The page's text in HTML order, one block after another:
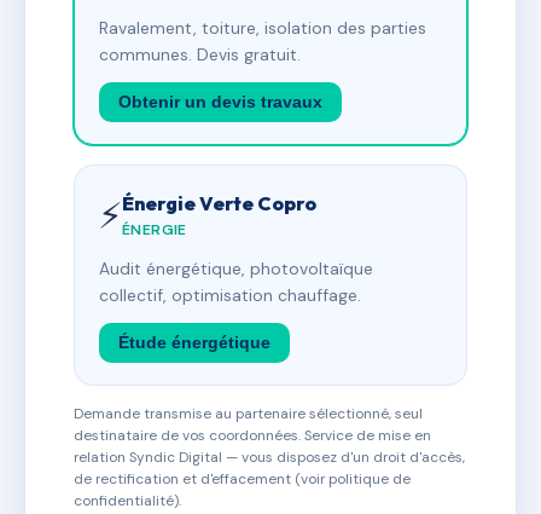
Ravalement, toiture, isolation des parties
communes. Devis gratuit.
Obtenir un devis travaux
⚡Énergie Verte Copro
ÉNERGIE
Audit énergétique, photovoltaïque
collectif, optimisation chauffage.
Étude énergétique
Demande transmise au partenaire sélectionné, seul
destinataire de vos coordonnées. Service de mise en
relation Syndic Digital — vous disposez d'un droit d'accès,
de rectification et d'effacement (voir politique de
confidentialité).